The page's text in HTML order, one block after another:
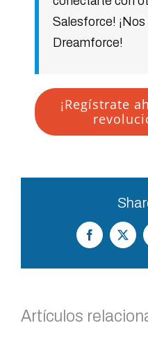
Salesforce!
Dreamforce!
¡Regístrate
Facebook
X
Artículos